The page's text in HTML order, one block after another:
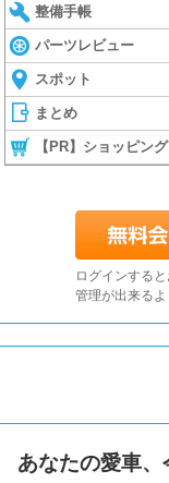
整備手帳
パーツレビュー
スポット
まとめ
【PR】ショッピング
ログインする
管理が出来る
あなたの愛車、